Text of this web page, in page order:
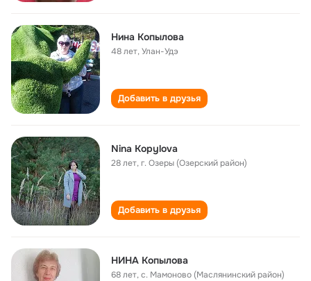
Нина Копылова
48 лет,Улан-Удэ
Добавить в друзья
Nina Kopylova
28 лет,г. Озеры (Озерский район)
Добавить в друзья
НИНА Копылова
68 лет,с. Мамоново (Маслянинский район)